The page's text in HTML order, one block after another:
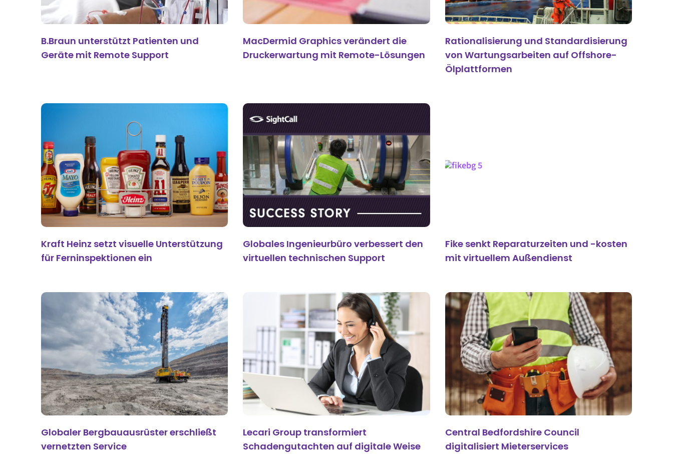
B.Braun unterstützt Patienten und
Geräte mit Remote Support
MacDermid Graphics verändert die
Druckerwartung mit Remote-Lösungen
Rationalisierung und Standardisierung
von Wartungsarbeiten auf Offshore-
Ölplattformen
Kraft Heinz setzt visuelle Unterstützung
für Ferninspektionen ein
Globales Ingenieurbüro verbessert den
virtuellen technischen Support
Fike senkt Reparaturzeiten und -kosten
mit virtuellem Außendienst
Globaler Bergbauausrüster erschließt
vernetzten Service
Lecari Group transformiert
Schadengutachten auf digitale Weise
Central Bedfordshire Council
digitalisiert Mieterservices